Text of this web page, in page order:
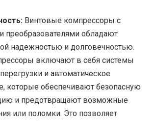
Винтовые компрессоры с
преобразователями обладают
надежностью и долговечностью.
включают в себя системы
и автоматическое
которые обеспечивают безопасную
и предотвращают возможные
или поломки. Это позволяет